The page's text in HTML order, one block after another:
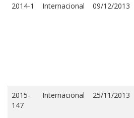
2014-1 Internacional 09/12/2013
2015-
147
Internacional 25/11/2013